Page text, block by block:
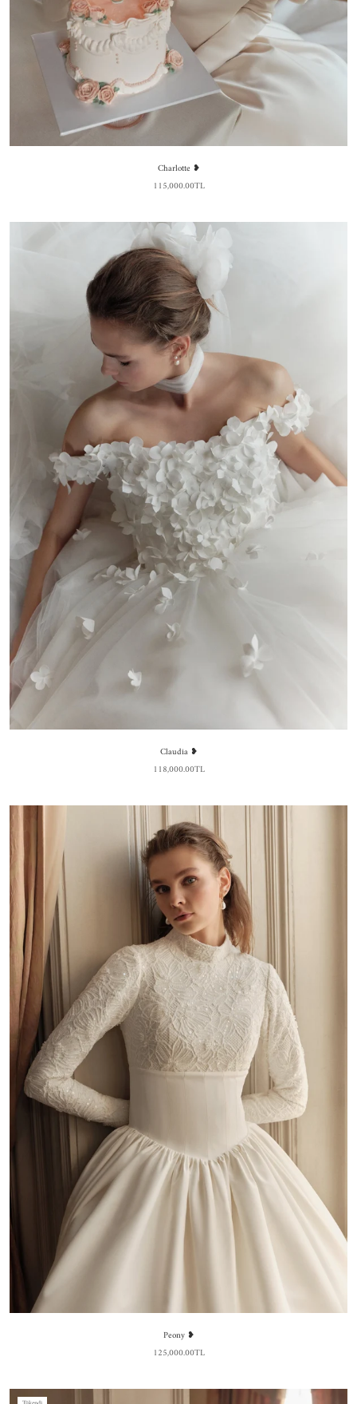
Charlotte ❥
115,000.00TL
Claudia ❥
118,000.00TL
Peony ❥
125,000.00TL